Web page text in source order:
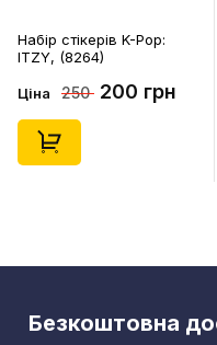
Набір стікерів K-Pop:
ITZY, (8264)
Ціна 250 200 грн
Безкоштовна